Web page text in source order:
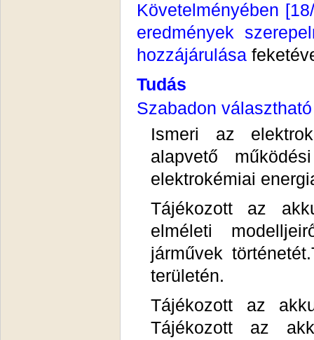
Követelményében
eredmények
hozzájárulása
Tudás
Szabadon
Ismeri az
alapvető
elektrokémiai
Tájékozott az
elméleti
járművek
területén.
Tájékozott az
Tájékozott az